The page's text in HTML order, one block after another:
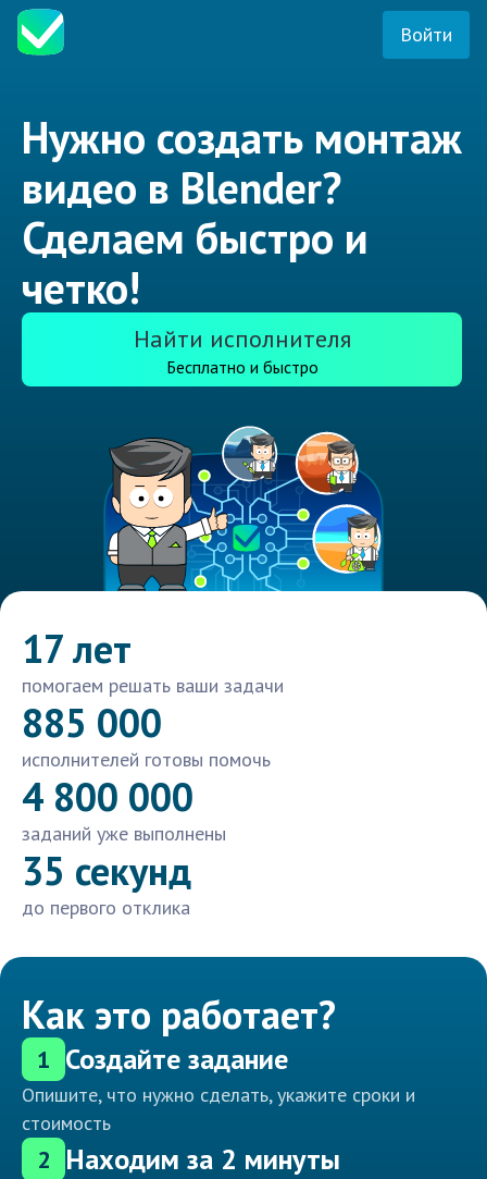
Войти
Нужно создать монтаж
видео в Blender?
Сделаем быстро и
четко!
Найти исполнителя
Бесплатно и быстро
17 лет
помогаем решать ваши задачи
885 000
исполнителей готовы помочь
4 800 000
заданий уже выполнены
35 секунд
до первого отклика
Как это работает?
1 Создайте задание
Опишите, что нужно сделать, укажите сроки и
стоимость
2 Находим за 2 минуты